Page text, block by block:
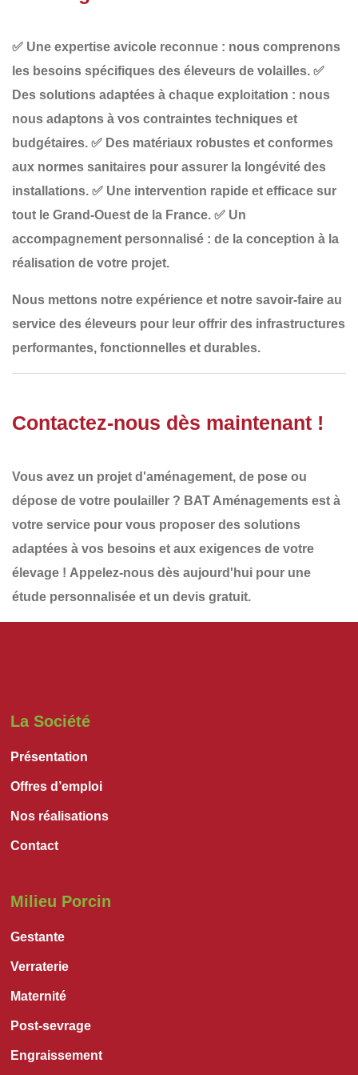
✅ Une expertise avicole reconnue : nous comprenons
les besoins spécifiques des éleveurs de volailles. ✅
Des solutions adaptées à chaque exploitation : nous
nous adaptons à vos contraintes techniques et
budgétaires. ✅ Des matériaux robustes et conformes
aux normes sanitaires pour assurer la longévité des
installations. ✅ Une intervention rapide et efficace sur
tout le Grand-Ouest de la France. ✅ Un
accompagnement personnalisé : de la conception à la
réalisation de votre projet.
Nous mettons notre expérience et notre savoir-faire au
service des éleveurs pour leur offrir des infrastructures
performantes, fonctionnelles et durables.
Contactez-nous dès maintenant !
Vous avez un projet d'aménagement, de pose ou
dépose de votre poulailler ? BAT Aménagements est à
votre service pour vous proposer des solutions
adaptées à vos besoins et aux exigences de votre
élevage ! Appelez-nous dès aujourd'hui pour une
étude personnalisée et un devis gratuit.
La Société
Présentation
Offres d’emploi
Nos réalisations
Contact
Milieu Porcin
Gestante
Verraterie
Maternité
Post-sevrage
Engraissement